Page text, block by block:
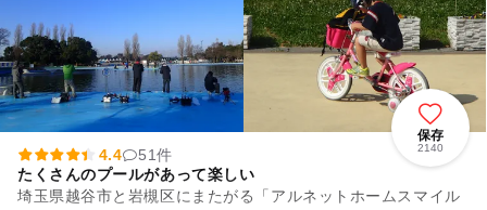
保存
2140
4.4
51件
たくさんのプールがあって楽しい
埼玉県越谷市と岩槻区にまたがる「アルネットホームスマイル